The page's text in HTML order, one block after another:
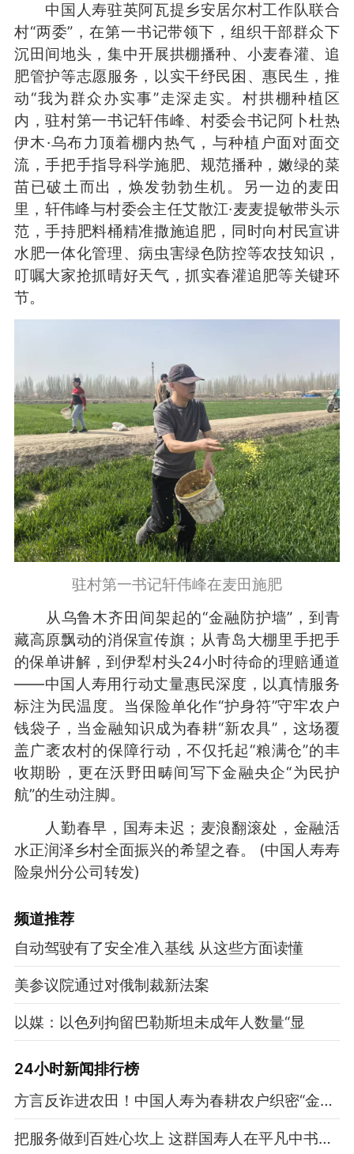
中国人寿驻英阿瓦提乡安居尔村工作队联合
村“两委”，在第一书记带领下，组织干部群众下
沉田间地头，集中开展拱棚播种、小麦春灌、追
肥管护等志愿服务，以实干纾民困、惠民生，推
动“我为群众办实事”走深走实。村拱棚种植区
内，驻村第一书记轩伟峰、村委会书记阿卜杜热
伊木·乌布力顶着棚内热气，与种植户面对面交
流，手把手指导科学施肥、规范播种，嫩绿的菜
苗已破土而出，焕发勃勃生机。另一边的麦田
里，轩伟峰与村委会主任艾散江·麦麦提敏带头示
范，手持肥料桶精准撒施追肥，同时向村民宣讲
水肥一体化管理、病虫害绿色防控等农技知识，
叮嘱大家抢抓晴好天气，抓实春灌追肥等关键环
节。
驻村第一书记轩伟峰在麦田施肥
从乌鲁木齐田间架起的“金融防护墙”，到青
藏高原飘动的消保宣传旗；从青岛大棚里手把手
的保单讲解，到伊犁村头24小时待命的理赔通道
——中国人寿用行动丈量惠民深度，以真情服务
标注为民温度。当保险单化作“护身符”守牢农户
钱袋子，当金融知识成为春耕“新农具”，这场覆
盖广袤农村的保障行动，不仅托起“粮满仓”的丰
收期盼，更在沃野田畴间写下金融央企“为民护
航”的生动注脚。
人勤春早，国寿未迟；麦浪翻滚处，金融活
水正润泽乡村全面振兴的希望之春。 (中国人寿寿
险泉州分公司转发)
频道推荐
自动驾驶有了安全准入基线 从这些方面读懂
美参议院通过对俄制裁新法案
以媒：以色列拘留巴勒斯坦未成年人数量“显
24小时新闻排行榜
方言反诈进农田！中国人寿为春耕农户织密“金融防护网”
把服务做到百姓心坎上 这群国寿人在平凡中书写不凡